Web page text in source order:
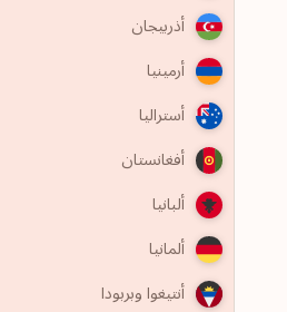
أذربيجان
أرمينيا
أستراليا
أفغانستان
ألبانيا
ألمانيا
أنتيغوا وبربودا